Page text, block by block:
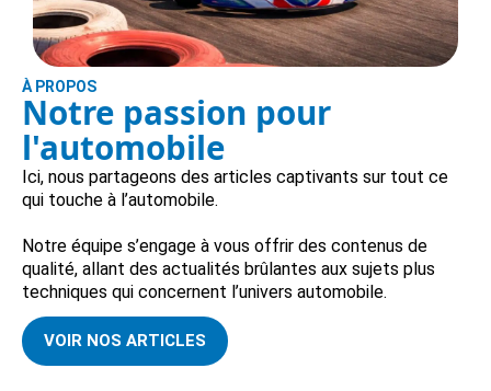
À PROPOS
Notre passion pour
l'automobile
Ici, nous partageons des articles captivants sur tout ce
qui touche à l’automobile.
Notre équipe s’engage à vous offrir des contenus de
qualité, allant des actualités brûlantes aux sujets plus
techniques qui concernent l’univers automobile.
VOIR NOS ARTICLES